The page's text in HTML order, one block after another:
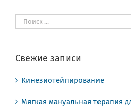
Результат
поиска:
Свежие записи
Кинезиотейпирование
Мягкая мануальная терапия